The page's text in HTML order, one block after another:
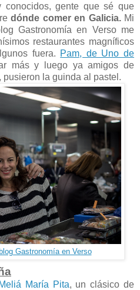
conocidos, gente que sé que
dónde comer en Galicia.Mi
Gastronomía en Verso me
restaurantes magníficos
fuera. Pam, de Uno de
más y luego ya amigos de
la guinda al pastel.
Gastronomía en Verso
María Pita, un clásico de